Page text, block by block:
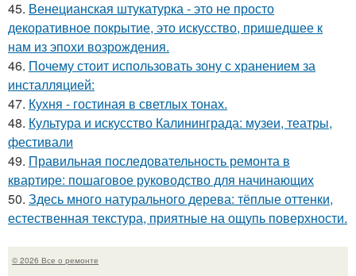
45. Венецианская штукатурка - это не просто
декоративное покрытие, это искусство, пришедшее к
нам из эпохи возрождения.
46. Почему стоит использовать зону с хранением за
инсталляцией:
47. Кухня - гостиная в светлых тонах.
48. Культура и искусство Калининграда: музеи, театры,
фестивали
49. Правильная последовательность ремонта в
квартире: пошаговое руководство для начинающих
50. Здесь много натурального дерева: тёплые оттенки,
естественная текстура, приятные на ощупь поверхности.
© 2026 Все о ремонте